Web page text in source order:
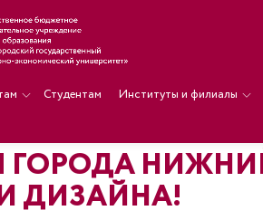
Студентам Институты и филиалы
ГОРОДА
ДИЗАЙНА!